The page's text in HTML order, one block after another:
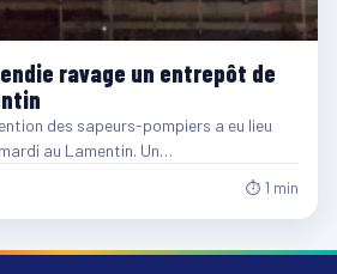
ravage un entrepôt de
des sapeurs-pompiers a eu lieu
au Lamentin. Un…
⏱ 1 min